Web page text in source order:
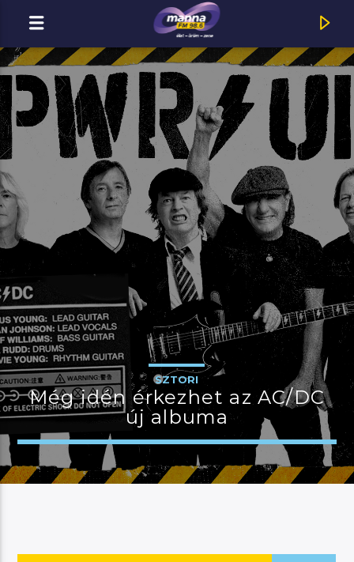
MOST ADÁSBAN
Rácz Gergő ft. Orsovai Reni : Mind
JELENLEGI MŰSOR
MANNA SELECTION
12:00 13:00
SZTORI
Még idén érkezhet az AC/DC
új albuma